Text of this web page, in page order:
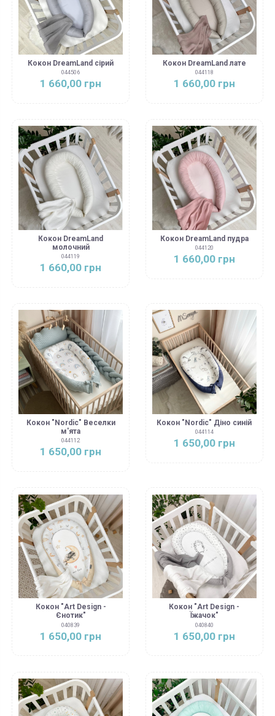
Кокон DreamLand сірий
044506
1 660,00 грн
Кокон DreamLand лате
044118
1 660,00 грн
Кокон DreamLand
молочний
044119
1 660,00 грн
Кокон DreamLand пудра
044120
1 660,00 грн
Кокон "Nordic" Веселки
м'ята
044112
1 650,00 грн
Кокон "Nordic" Діно синій
044114
1 650,00 грн
Кокон "Art Design -
Єнотик"
040839
1 650,00 грн
Кокон "Art Design -
Їжачок"
040840
1 650,00 грн